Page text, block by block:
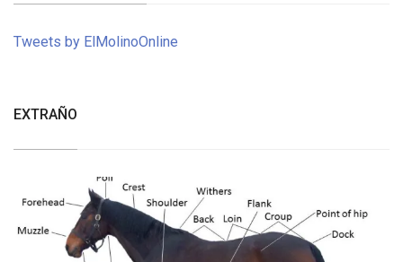
Tweets by ElMolinoOnline
EXTRAÑO